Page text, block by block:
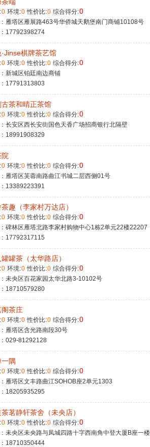
0 环境:0 性价比:0 综合得分:0
雁塔区雁展路463号华侨城天鹅堡南门商铺10108号
17792398274
棋牌茶艺馆
0 环境:0 性价比:0 综合得分:0
新城区铂廷南边商铺
17791313803
古茶和晴正茶馆
0 环境:0 性价比:0 综合得分:0
长安区西长安街国色天香广场招商银行北隔壁
18991908329
0 环境:0 性价比:0 综合得分:0
雁塔区芙蓉南路曲江书城二层西侧01号
13389223391
趣（李家村万达店）
0 环境:0 性价比:0 综合得分:0
碑林区雁塔北路李家村购物中心1栋2单元22楼22207
17792317115
罐罐茶（太华路店）
0 环境:0 性价比:0 综合得分:0
未央区百花家园太华北路3-10102号
18710579280
阁茶庄
0 环境:0 性价比:0 综合得分:0
雁塔区含光路南段30号
029-81292128
一隅
0 环境:0 性价比:0 综合得分:0
雁塔区文丰路曲江SOHOB座2单元1303
18205935295
茗静轩茶舍（未央店）
0 环境:0 性价比:0 综合得分:0
未央区未央路与凤城四路十字西南角中登大厦B座一
18710350444